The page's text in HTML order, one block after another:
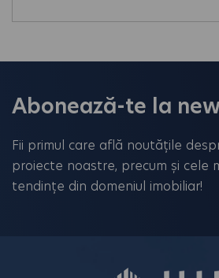
Abonează-te la
Fii primul care află noutățile
proiecte noastre, precum și cele
tendințe din domeniul imobiliar!